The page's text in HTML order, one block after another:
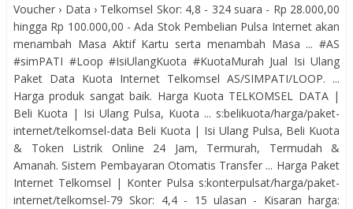
Voucher › Data › Telkomsel Skor: 4,8 - ‎324 suara - ‎Rp 28.000,00
hingga Rp 100.000,00 - ‎Ada Stok Pembelian Pulsa Internet akan
menambah Masa Aktif Kartu serta menambah Masa ... #AS
#simPATI #Loop #IsiUlangKuota #KuotaMurah Jual Isi Ulang
Paket Data Kuota Internet Telkomsel AS/SIMPATI/LOOP. ...
Harga produk sangat baik. Harga Kuota TELKOMSEL DATA |
Beli Kuota | Isi Ulang Pulsa, Kuota ... s:belikuota/harga/paket-
internet/telkomsel-data Beli Kuota | Isi Ulang Pulsa, Beli Kuota
& Token Listrik Online 24 Jam, Termurah, Termudah &
Amanah. Sistem Pembayaran Otomatis Transfer ... Harga Paket
Internet Telkomsel | Konter Pulsa s:konterpulsat/harga/paket-
internet/telkomsel-79 Skor: 4,4 - ‎15 ulasan - ‎Kisaran harga: